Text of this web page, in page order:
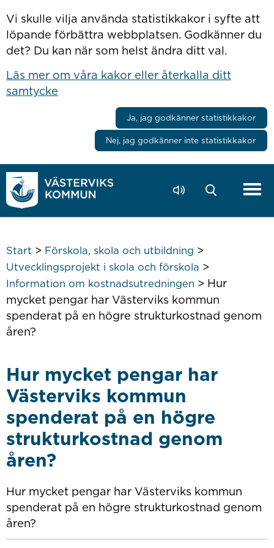
Vi skulle vilja använda statistikkakor i syfte att
löpande förbättra webbplatsen. Godkänner du
det? Du kan när som helst ändra ditt val.
Läs mer om våra kakor eller återkalla ditt
samtycke
Ja, jag godkänner statistikkakor
Nej, jag godkänner inte statistikkakor
Start > Förskola, skola och utbildning >
Utvecklingsprojekt i skola och förskola >
Information om kostnadsutredningen > Hur
mycket pengar har Västerviks kommun
spenderat på en högre strukturkostnad genom
åren?
Hur mycket pengar har
Västerviks kommun
spenderat på en högre
strukturkostnad genom
åren?
Hur mycket pengar har Västerviks kommun
spenderat på en högre strukturkostnad genom
åren?